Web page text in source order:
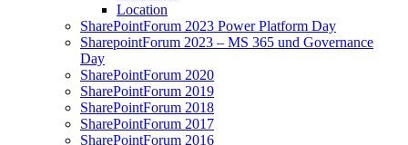
Location
SharePointForum 2023 Power Platform Day
SharepointForum 2023 – MS 365 und Governance
Day
SharePointForum 2020
SharePointForum 2019
SharePointForum 2018
SharePointForum 2017
SharePointForum 2016